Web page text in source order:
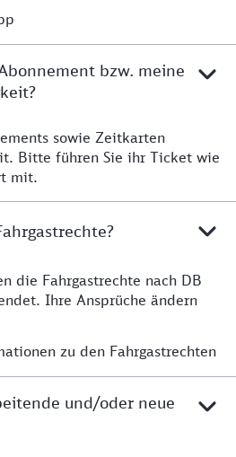
bzw. meine
sowie Zeitkarten
Bitte führen Sie ihr Ticket wie
mit.
die Fahrgastrechte nach DB
Ihre Ansprüche ändern
zu den Fahrgastrechten
und/oder neue